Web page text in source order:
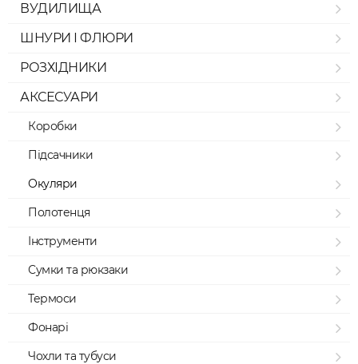
ВУДИЛИЩА
ШНУРИ І ФЛЮРИ
РОЗХІДНИКИ
АКСЕСУАРИ
Коробки
Підсачники
Окуляри
Полотенця
Інструменти
Сумки та рюкзаки
Термоси
Фонарі
Чохли та тубуси